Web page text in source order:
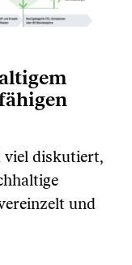
viel diskutiert,
und